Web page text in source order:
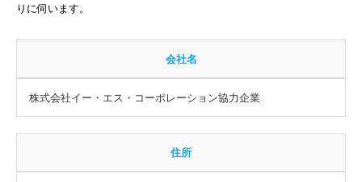
りに伺います。
会社名
株式会社イー・エス・コーポレーション協力企業
住所